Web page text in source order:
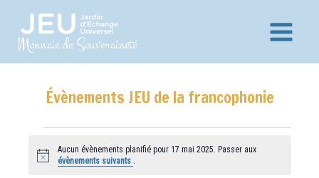
contenuMonnaie de Souveraineté
Main
Évènements JEU de la francophonie
for
17Notice
Aucun évènements planifié pour 17 mai 2025. Passer aux
évènements suivants .